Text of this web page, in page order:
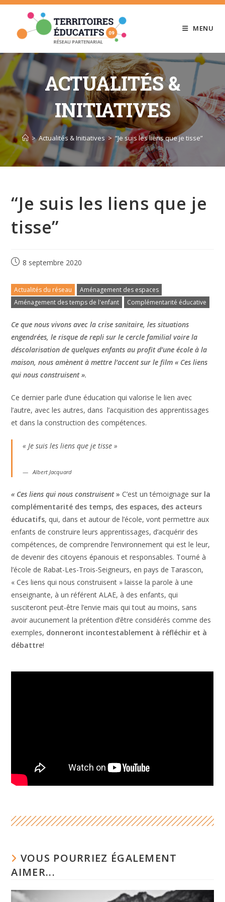
Skip
content
MENU
ACTUALITÉS &
INITIATIVES
> Actualités & Initiatives > “Je suis les liens que je tisse”
“Je suis les liens que je
tisse”
8 septembre 2020
Actualités du réseau
Aménagement des espaces
Aménagement des temps de l'enfant
Complémentarité éducative
Ce que nous vivons avec la crise sanitaire, les situations
engendrées, le risque de repli sur le cercle familial voire la
déscolarisation de quelques enfants au profit d’une école à la
maison, nous amènent à mettre l’accent sur le film « Ces liens
qui nous construisent ».
Ce dernier parle d’une éducation qui valorise le lien avec
l’autre, avec les autres, dans l’acquisition des apprentissages
et dans la construction des compétences.
« Je suis les liens que je tisse »
Albert Jacquard
« Ces liens qui nous construisent» C’est un témoignage sur la
complémentarité des temps, des espaces, des acteurs
éducatifs, qui, dans et autour de l’école, vont permettre aux
enfants de construire leurs apprentissages, d’acquérir des
compétences, de comprendre l’environnement qui est le leur,
de devenir des citoyens épanouis et responsables. Tourné à
l’école de Rabat-Les-Trois-Seigneurs, en pays de Tarascon,
« Ces liens qui nous construisent » laisse la parole à une
enseignante, à un référent ALAE, à des enfants, qui
susciteront peut-être l’envie mais qui tout au moins, sans
avoir aucunement la prétention d’être considérés comme des
exemples, donneront incontestablement à réfléchir et à
débattre!
VOUS POURRIEZ ÉGALEMENT
AIMER...